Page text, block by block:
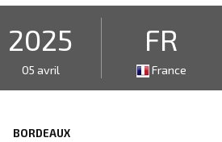
2025
05 avril
FR
France
BORDEAUX